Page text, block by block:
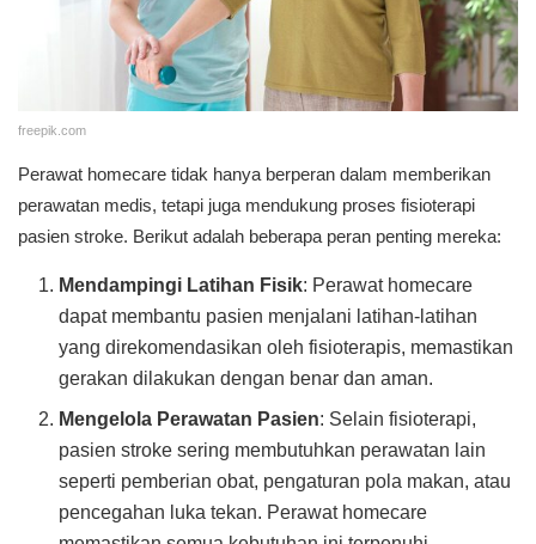
freepik.com
Perawat homecare tidak hanya berperan dalam memberikan
perawatan medis, tetapi juga mendukung proses fisioterapi
pasien stroke. Berikut adalah beberapa peran penting mereka:
Mendampingi Latihan Fisik: Perawat homecare
dapat membantu pasien menjalani latihan-latihan
yang direkomendasikan oleh fisioterapis, memastikan
gerakan dilakukan dengan benar dan aman.
Mengelola Perawatan Pasien: Selain fisioterapi,
pasien stroke sering membutuhkan perawatan lain
seperti pemberian obat, pengaturan pola makan, atau
pencegahan luka tekan. Perawat homecare